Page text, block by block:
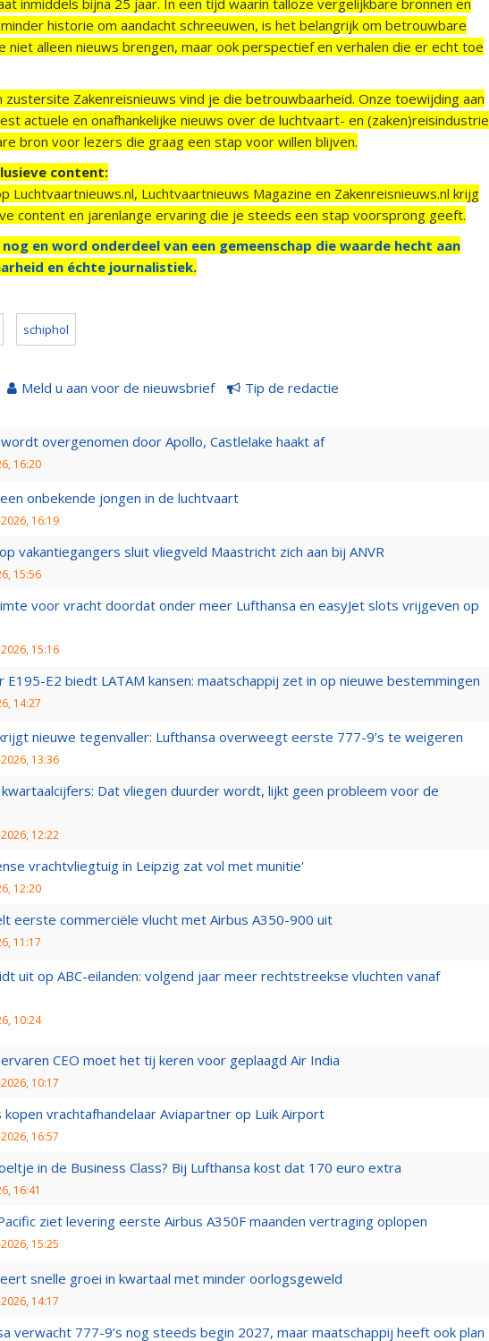
historie om aandacht schreeuwen, is het belangrijk om betrouwbare
niet alleen nieuws brengen, maar ook perspectief en verhalen die er echt toe
zustersite Zakenreisnieuws vind je die betrouwbaarheid. Onze toewijding aan
actuele en onafhankelijke nieuws over de luchtvaart- en (zaken)reisindustrie
bron voor lezers die graag een stap voor willen blijven.
content:
Luchtvaartnieuws.nl, Luchtvaartnieuws Magazine en Zakenreisnieuws.nl krijg
content en jarenlange ervaring die je steeds een stap voorsprong geeft.
en word onderdeel van een gemeenschap die waarde hecht aan
en échte journalistiek.
schiphol
Meld u aan voor de nieuwsbrief Tip de redactie
overgenomen door Apollo, Castlelake haakt af
16:20
onbekende jongen in de luchtvaart
16:19
vakantiegangers sluit vliegveld Maastricht zich aan bij ANVR
15:56
voor vracht doordat onder meer Lufthansa en easyJet slots vrijgeven op
15:16
E195-E2 biedt LATAM kansen: maatschappij zet in op nieuwe bestemmingen
14:27
nieuwe tegenvaller: Lufthansa overweegt eerste 777-9’s te weigeren
13:36
kwartaalcijfers: Dat vliegen duurder wordt, lijkt geen probleem voor de
12:22
vrachtvliegtuig in Leipzig zat vol met munitie'
12:20
eerste commerciële vlucht met Airbus A350-900 uit
11:17
uit op ABC-eilanden: volgend jaar meer rechtstreekse vluchten vanaf
10:24
CEO moet het tij keren voor geplaagd Air India
10:17
kopen vrachtafhandelaar Aviapartner op Luik Airport
16:57
in de Business Class? Bij Lufthansa kost dat 170 euro extra
16:41
ziet levering eerste Airbus A350F maanden vertraging oplopen
15:25
snelle groei in kwartaal met minder oorlogsgeweld
14:17
verwacht 777-9’s nog steeds begin 2027, maar maatschappij heeft ook plan